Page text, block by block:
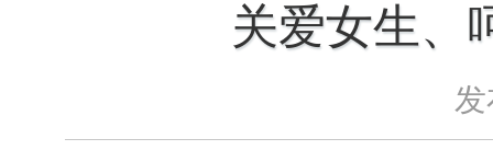
关爱女生、
发